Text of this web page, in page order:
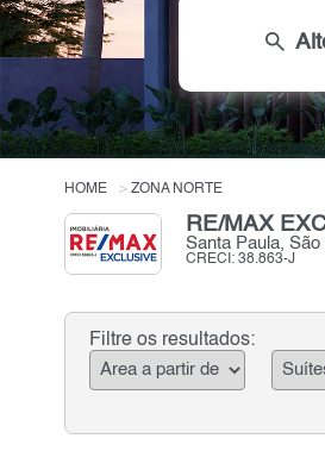
search
HOME ZONA NORTE
RE/MAX
Santa Paula, São
CRECI: 38.863-J
Filtre os resultados: